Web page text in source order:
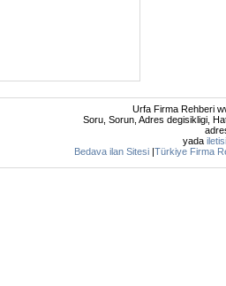
Urfa Firma Rehberi
Soru, Sorun, Adres degisikligi,
yada
Bedava ilan Sitesi |Türkiye Firma